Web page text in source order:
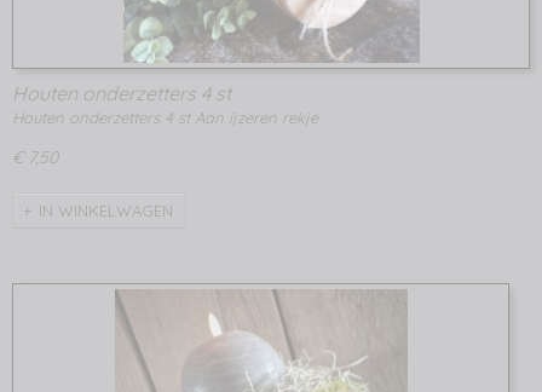
Houten onderzetters 4 st
Houten onderzetters 4 st Aan ijzeren rekje
€ 7,50
IN WINKELWAGEN